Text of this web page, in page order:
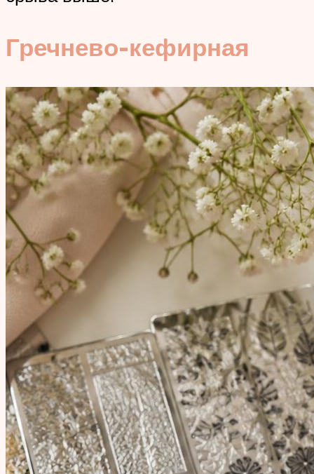
Гречнево-кефирная